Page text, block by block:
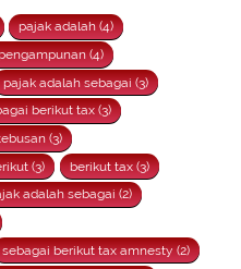
pajak adalah (4)
(4)
pajak adalah sebagai (3)
berikut tax (3)
(3)
(3)
berikut tax (3)
adalah sebagai (2)
sebagai berikut tax amnesty (2)